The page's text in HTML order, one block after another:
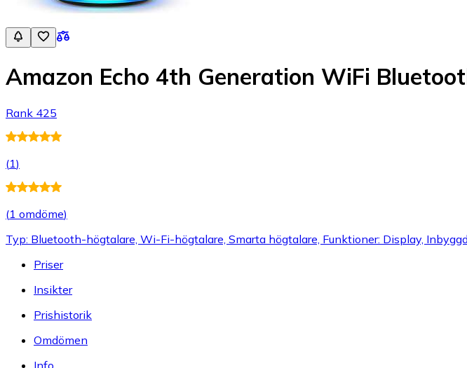
Amazon Echo 4th Generation WiFi
Rank 425
(1)
(1 omdöme)
Typ: Bluetooth-högtalare, Wi-Fi-högtalare, Smarta högtalare, Funktioner: Display,
Priser
Insikter
Prishistorik
Omdömen
Info